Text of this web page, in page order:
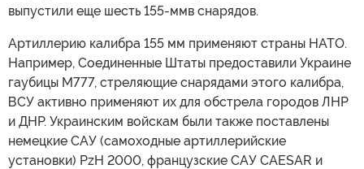
выпустили еще шесть 155-ммв снарядов.
Артиллерию калибра 155 мм применяют страны НАТО.
Например, Соединенные Штаты предоставили Украине
гаубицы M777, стреляющие снарядами этого калибра,
ВСУ активно применяют их для обстрела городов ЛНР
и ДНР. Украинским войскам были также поставлены
немецкие САУ (самоходные артиллерийские
установки) PzH 2000, французские САУ CAESAR и